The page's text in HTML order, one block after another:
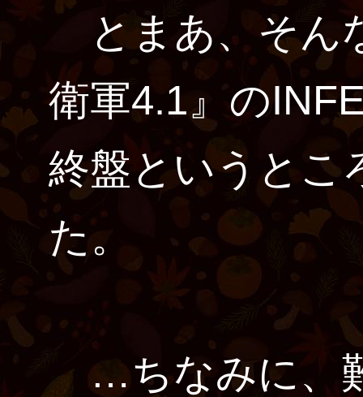
とまあ、そん
衛軍4.1』の
終盤というとこ
た。
…ちなみに、